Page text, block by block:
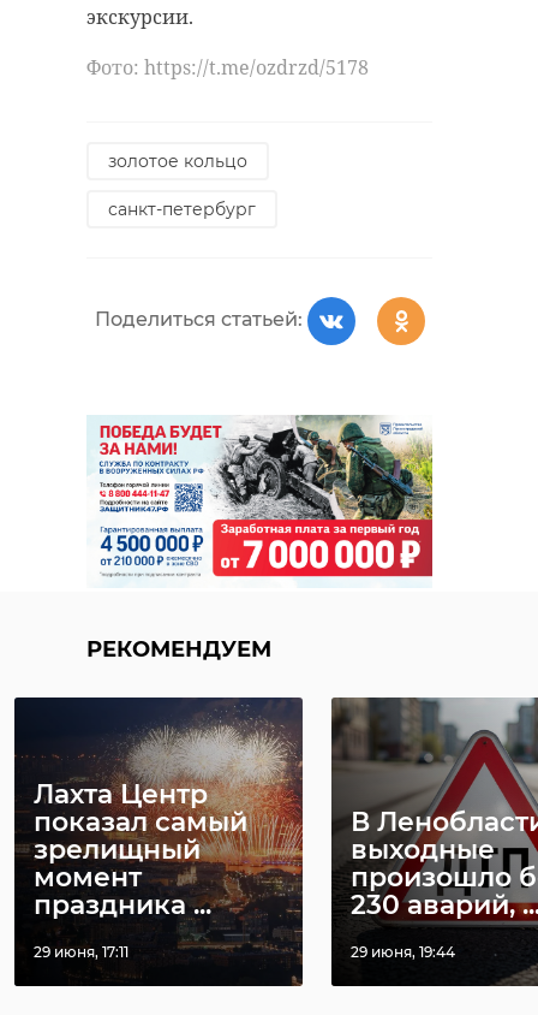
экскурсии.
Фото: https://t.me/ozdrzd/5178
золотое кольцо
санкт-петербург
Поделиться статьей:
РЕКОМЕНДУЕМ
Лахта Центр
показал самый
зрелищный
момент
праздника ...
29 июня, 17:11
В
выходные
произошло
230 аварий,
29 июня, 19:44